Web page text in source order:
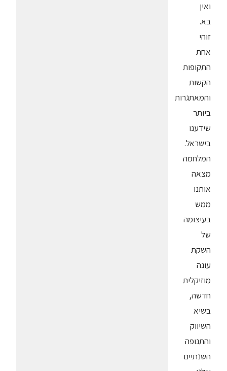
ואין
בא.
זוהי
אחת
התקופות
הקשות
והמאתגרות
ביותר
שידענו
בישראל.
המלחמה
מצאה
אותנו
ממש
בעיצומה
של
השקת
עונה
מוזיקלית
חדשה,
בשיא
השיווק
והתנופה
השנתיים